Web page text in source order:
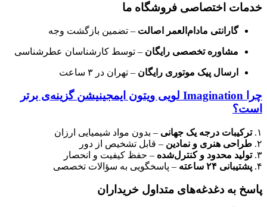
خدمات اختصاصی فروشگاه ما
گارانتی مادام‌العمر اصالت – تضمین بازگشت وجه
مشاوره تخصصی رایگان – توسط کارشناسان عطرشناسی
ارسال پیک موتوری رایگان – تهران در ۳ ساعت
چرا Imagination لویی ویتون ایمجینیشن گزینه‌ی برتر
است؟
۱. ترکیبات درجه یک جهانی – بدون مواد شیمیایی ارزان
۲. طراحی هنری و نمادین – قابل تشخیص از دور
۳. تولید محدود و کنترل‌شده – حفظ کیفیت و انحصار
۴. پشتیبانی ۲۴ ساعته – پاسخگویی به سؤالات تخصصی
پاسخ به دغدغه‌های متداول خریداران